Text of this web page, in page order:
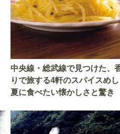
中央線・総武線で見つけた、
りで旅する4軒のスパイスめ
夏に食べたい懐かしさと驚き